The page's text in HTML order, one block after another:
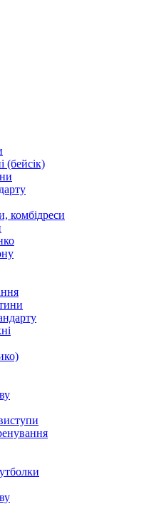
(бейсік)
комбідреси